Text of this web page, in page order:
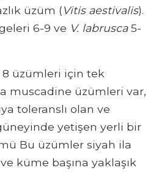
üzüm (Vitis aestivalis).
6-9 ve V. labrusca5-
üzümleri için tek
muscadine üzümleri var,
toleranslı olan ve
yetişen yerli bir
Bu üzümler siyah ila
küme başına yaklaşık